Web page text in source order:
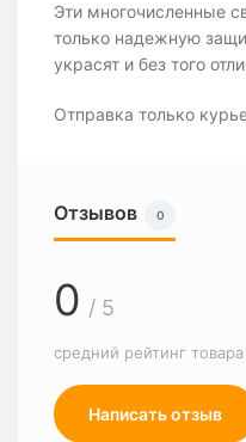
Эти многочисленные
только надежную
украсят и без того
Отправка только
Отзывов 0
0 / 5
средний рейтинг товара
Написать отзыв